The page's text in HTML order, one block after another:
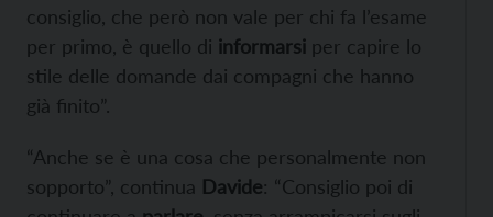
consiglio, che però non vale per chi fa l’esame
per primo, è quello di informarsi per capire lo
stile delle domande dai compagni che hanno
già finito”.
“Anche se è una cosa che personalmente non
sopporto”, continua Davide: “Consiglio poi di